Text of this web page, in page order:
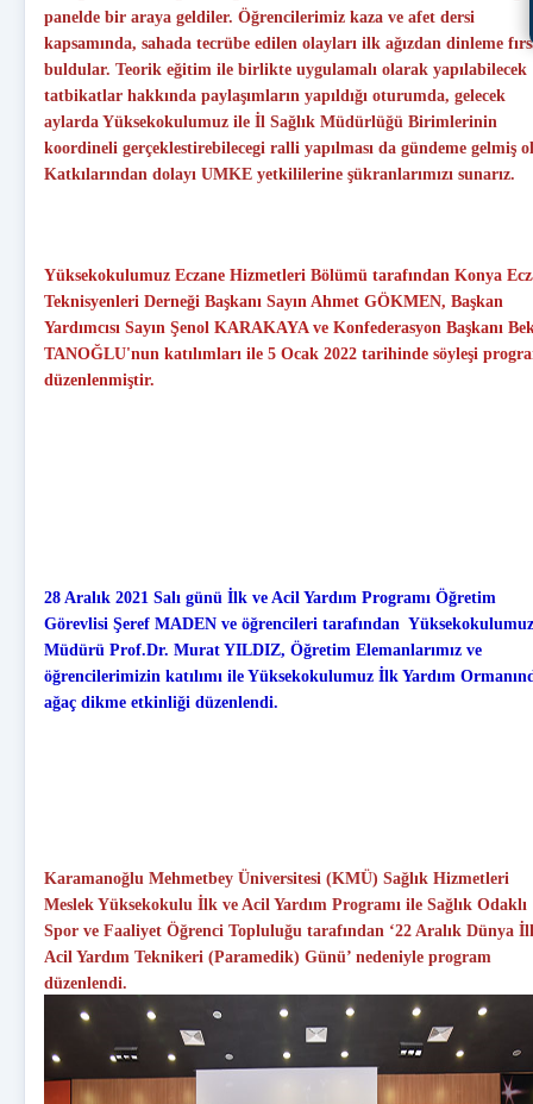
panelde bir araya geldiler. Öğrencilerimiz kaza ve afet dersi
kapsamında, sahada tecrübe edilen olayları ilk ağızdan dinleme
buldular. Teorik eğitim ile birlikte uygulamalı olarak yapılabilecek
tatbikatlar hakkında paylaşımların yapıldığı oturumda, gelecek
aylarda Yüksekokulumuz ile İl Sağlık Müdürlüğü Birimlerinin
koordineli gerçeklestirebilecegi ralli yapılması da gündeme gelmiş
Katkılarından dolayı UMKE yetkililerine şükranlarımızı sunarız.
Yüksekokulumuz Eczane Hizmetleri Bölümü tarafından Konya
Teknisyenleri Derneği Başkanı Sayın Ahmet GÖKMEN, Başkan
Yardımcısı Sayın Şenol KARAKAYA ve Konfederasyon Başkanı
TANOĞLU'nun katılımları ile 5 Ocak 2022 tarihinde söyleşi
düzenlenmiştir.
28 Aralık 2021 Salı günü İlk ve Acil Yardım Programı Öğretim
Görevlisi Şeref MADEN ve öğrencileri tarafından Yüksekokulumuz
Müdürü Prof.Dr. Murat YILDIZ, Öğretim Elemanlarımız ve
öğrencilerimizin katılımı ile Yüksekokulumuz İlk Yardım
ağaç dikme etkinliği düzenlendi.
Karamanoğlu Mehmetbey Üniversitesi (KMÜ) Sağlık Hizmetleri
Meslek Yüksekokulu İlk ve Acil Yardım Programı ile Sağlık Odaklı
Spor ve Faaliyet Öğrenci Topluluğu tarafından ‘22 Aralık Dünya
Acil Yardım Teknikeri (Paramedik) Günü’ nedeniyle program
düzenlendi.